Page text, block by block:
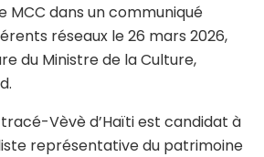
MCC dans un communiqué
réseaux le 26 mars 2026,
du Ministre de la Culture,
Vèvè d’Haïti est candidat à
représentative du patrimoine